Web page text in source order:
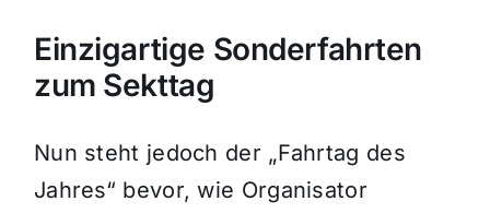
Einzigartige Sonderfahrten
zum Sekttag
Nun steht jedoch der „Fahrtag des
Jahres“ bevor, wie Organisator